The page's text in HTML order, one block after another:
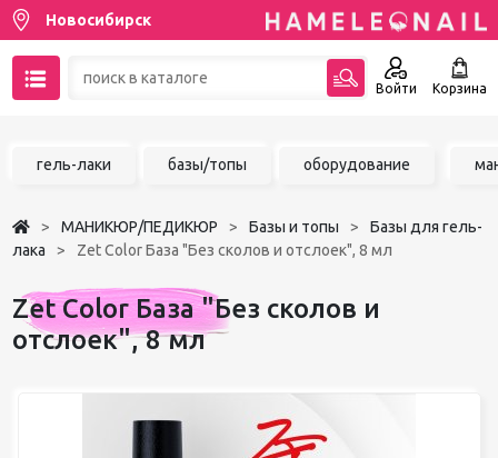
Новосибирск
Войти Корзина
Чат в MAX
Акции
Избранное
гель-лаки базы/топы оборудование
МАНИКЮР/ПЕДИКЮР Базы и топы
Базы для гель-
лака
Zet Color База "Без сколов и отслоек", 8 мл
Zet Color База "Без сколов и
отслоек", 8 мл